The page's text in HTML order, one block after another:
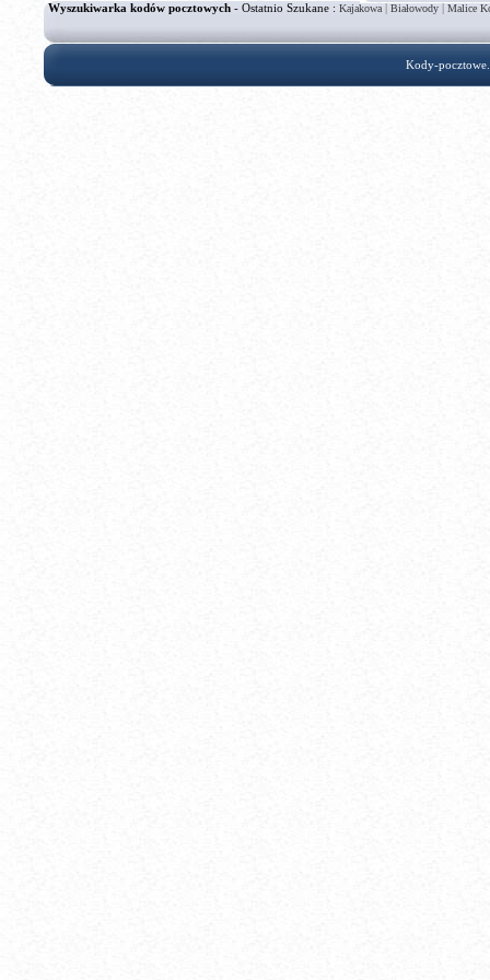
Wyszukiwarka kodów pocztowych - Ostatnio Szukane : Kajakowa|Białowody|Malice
Kody-